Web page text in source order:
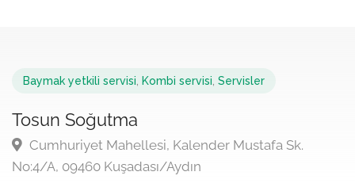
Baymak yetkili servisi Kombi servisi Servisler
Tosun Soğutma
Cumhuriyet Mahellesi, Kalender Mustafa Sk.
No:4/A, 09460 Kuşadası/Aydın